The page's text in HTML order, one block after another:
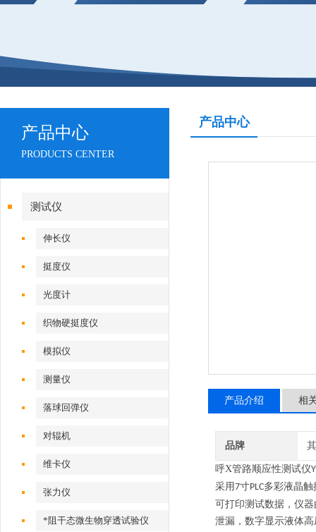
产品中心
PRODUCTS CENTER
测试仪
伸长仪
挺度仪
光度计
织物硬挺度仪
模拟仪
测量仪
落球回弹仪
对辊机
维卡仪
张力仪
*阻干态微生物穿透试验仪
产品中心
产品介绍 相
品牌
呼X管路顺应性测试仪
采用7寸PLC多彩液晶
可打印测试数据，仪
泄漏，数字显示液体